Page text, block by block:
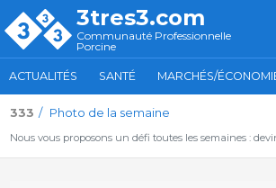
3tres3.com
Communauté Professionnelle
Porcine
ACTUALITÉS SANTÉ MARCHÉS/
333 Photo de la semaine
Nous vous proposons un défi toutes les semaines :